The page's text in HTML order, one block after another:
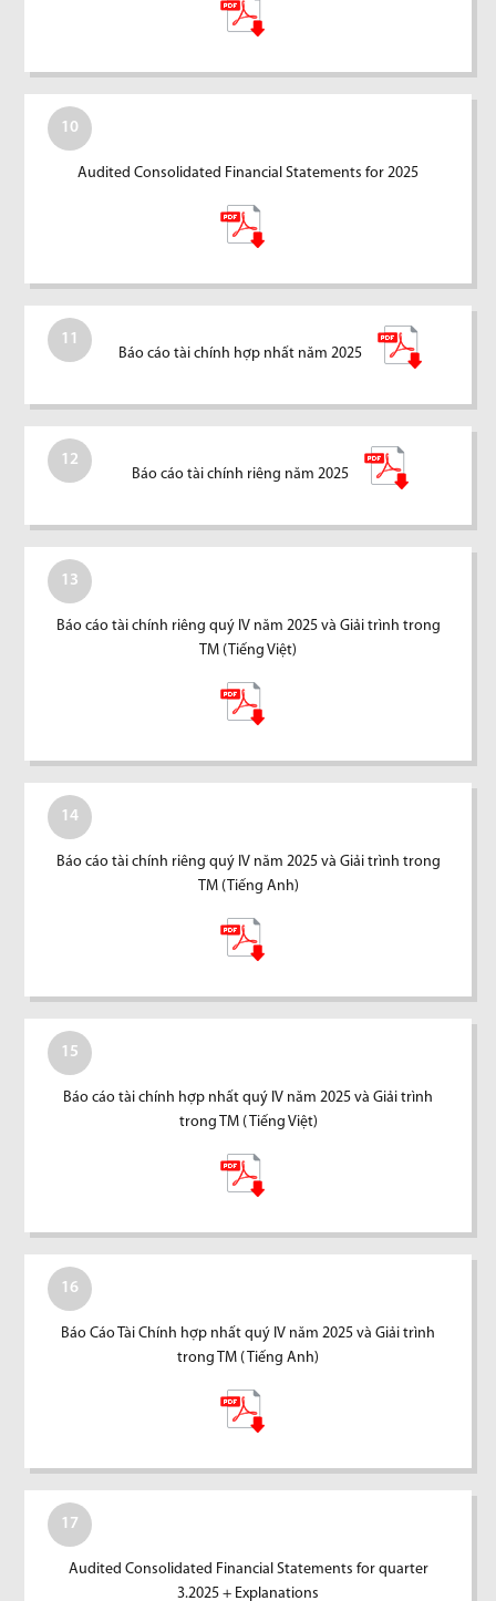
10
Audited Consolidated Financial Statements for 2025
11
Báo cáo tài chính hợp nhất năm 2025
12
Báo cáo tài chính riêng năm 2025
13
Báo cáo tài chính riêng quý IV năm 2025 và Giải trình trong
TM (Tiếng Việt)
14
Báo cáo tài chính riêng quý IV năm 2025 và Giải trình trong
TM (Tiếng Anh)
15
Báo cáo tài chính hợp nhất quý IV năm 2025 và Giải trình
trong TM ( Tiếng Việt)
16
Báo Cáo Tài Chính hợp nhất quý IV năm 2025 và Giải trình
trong TM ( Tiếng Anh)
17
Audited Consolidated Financial Statements for quarter
3.2025 + Explanations